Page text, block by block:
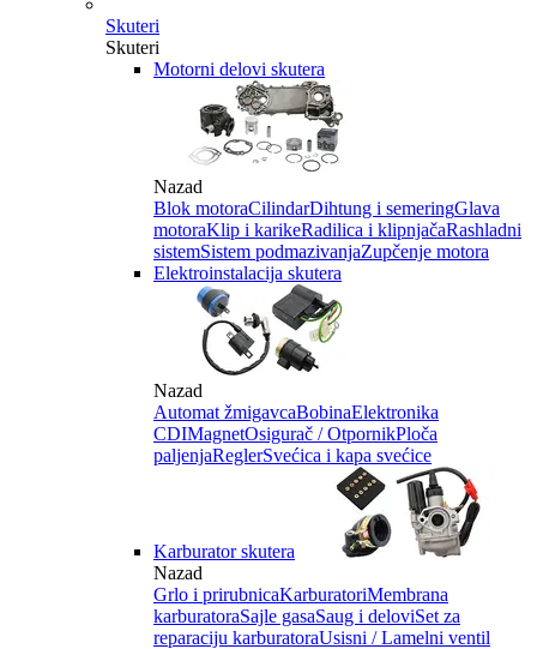
Skuteri
Skuteri
Motorni delovi skutera
Nazad
Blok motoraCilindarDihtung i semeringGlava
motoraKlip i karikeRadilica i klipnjačaRashladni
sistemSistem podmazivanjaZupčenje motora
Elektroinstalacija skutera
Nazad
Automat žmigavcaBobinaElektronika
CDIMagnetOsigurač / OtpornikPloča
paljenjaReglerSvećica i kapa svećice
Karburator skutera
Nazad
Grlo i prirubnicaKarburatoriMembrana
karburatoraSajle gasaSaug i deloviSet za
reparaciju karburatoraUsisni / Lamelni ventil